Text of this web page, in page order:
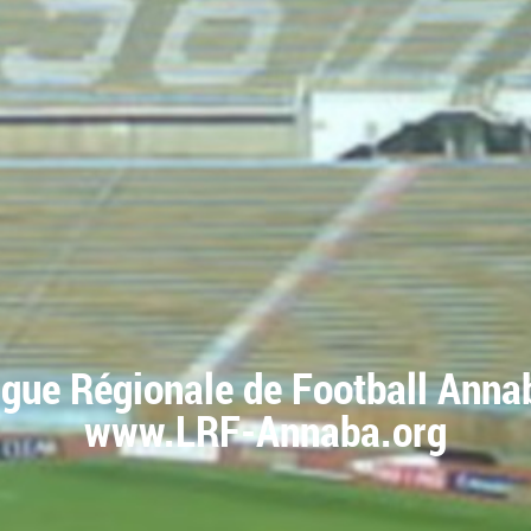
Régionale de Football
www.LRF-Annaba.org